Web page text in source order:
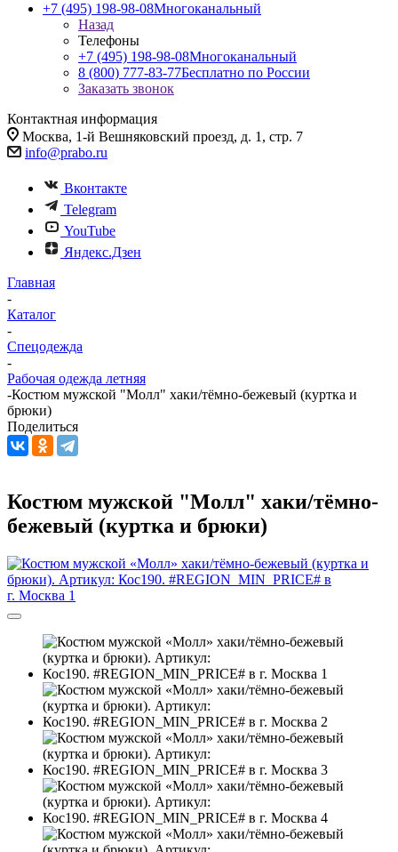
+7 (495) 198-98-08Многоканальный
Назад
Телефоны
+7 (495) 198-98-08Многоканальный
8 (800) 777-83-77Бесплатно по России
Заказать звонок
Контактная информация
Москва, 1-й Вешняковский проезд, д. 1, стр. 7
info@prabo.ru
Вконтакте
Telegram
YouTube
Яндекс.Дзен
Главная
-
Каталог
-
Спецодежда
-
Рабочая одежда летняя
-Костюм мужской "Молл" хаки/тёмно-бежевый (куртка и
брюки)
Поделиться
Костюм мужской "Молл" хаки/тёмно-
бежевый (куртка и брюки)